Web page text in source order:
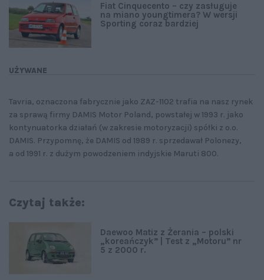
UŻYWANE
Fiat Cinquecento – czy zasługuje
na miano youngtimera? W wersji
Sporting coraz bardziej
Tavria, oznaczona fabrycznie jako ZAZ-1102 trafia na nasz rynek
za sprawą firmy DAMIS Motor Poland, powstałej w 1993 r. jako
kontynuatorka działań (w zakresie motoryzacji) spółki z o.o.
DAMIS. Przypomnę, że DAMIS od 1989 r. sprzedawał Polonezy,
a od 1991 r. z dużym powodzeniem indyjskie Maruti 800.
Czytaj także:
Daewoo Matiz z Żerania – polski
„koreańczyk” | Test z „Motoru” nr
5 z 2000 r.